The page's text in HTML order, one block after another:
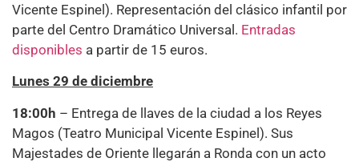
Vicente Espinel). Representación del clásico infantil por
parte del Centro Dramático Universal. Entradas
disponibles a partir de 15 euros.
Lunes 29 de diciembre
18:00h – Entrega de llaves de la ciudad a los Reyes
Magos (Teatro Municipal Vicente Espinel). Sus
Majestades de Oriente llegarán a Ronda con un acto